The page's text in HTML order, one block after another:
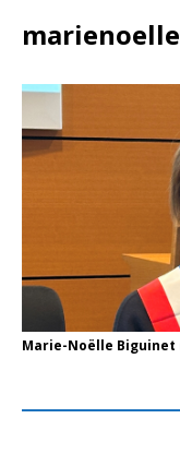
Marie-Noëlle